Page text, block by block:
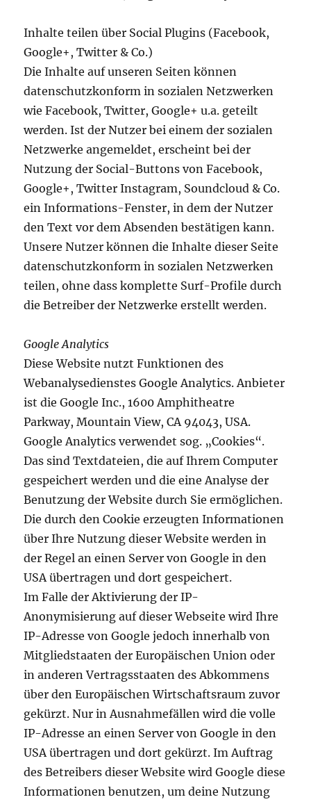
Inhalte teilen über Social Plugins (Facebook,
Google+, Twitter & Co.)
Die Inhalte auf unseren Seiten können
datenschutzkonform in sozialen Netzwerken
wie Facebook, Twitter, Google+ u.a. geteilt
werden. Ist der Nutzer bei einem der sozialen
Netzwerke angemeldet, erscheint bei der
Nutzung der Social-Buttons von Facebook,
Google+, Twitter Instagram, Soundcloud & Co.
ein Informations-Fenster, in dem der Nutzer
den Text vor dem Absenden bestätigen kann.
Unsere Nutzer können die Inhalte dieser Seite
datenschutzkonform in sozialen Netzwerken
teilen, ohne dass komplette Surf-Profile durch
die Betreiber der Netzwerke erstellt werden.
Google Analytics
Diese Website nutzt Funktionen des
Webanalysedienstes Google Analytics. Anbieter
ist die Google Inc., 1600 Amphitheatre
Parkway, Mountain View, CA 94043, USA.
Google Analytics verwendet sog. „Cookies“.
Das sind Textdateien, die auf Ihrem Computer
gespeichert werden und die eine Analyse der
Benutzung der Website durch Sie ermöglichen.
Die durch den Cookie erzeugten Informationen
über Ihre Nutzung dieser Website werden in
der Regel an einen Server von Google in den
USA übertragen und dort gespeichert.
Im Falle der Aktivierung der IP-
Anonymisierung auf dieser Webseite wird Ihre
IP-Adresse von Google jedoch innerhalb von
Mitgliedstaaten der Europäischen Union oder
in anderen Vertragsstaaten des Abkommens
über den Europäischen Wirtschaftsraum zuvor
gekürzt. Nur in Ausnahmefällen wird die volle
IP-Adresse an einen Server von Google in den
USA übertragen und dort gekürzt. Im Auftrag
des Betreibers dieser Website wird Google diese
Informationen benutzen, um deine Nutzung